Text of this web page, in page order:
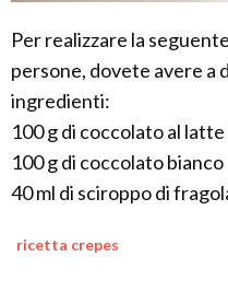
Per realizzare la
persone, dovete avere a
ingredienti:
100 g di coccolato al latte
100 g di coccolato bianco
40 ml di sciroppo di
ricetta crepes